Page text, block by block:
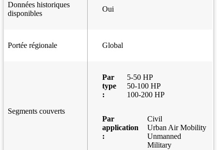
Données historiques
disponibles
Oui
Portée régionale Global
Segments couverts
Par
type
:
5-50 HP
50-100 HP
100-200 HP
Par
application
:
Civil
Urban Air Mobility
Unmanned
Military